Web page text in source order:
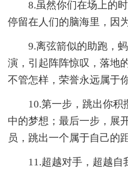
8.虽然你们在场上的
停留在人们的脑海里，因
9.离弦箭似的助跑，
演，引起阵阵惊叹，落地
不管怎样，荣誉永远属于你
10.第一步，跳出你
中的梦想；最后一步，展
员，跳出一个属于自己的
11.超越对手，超越